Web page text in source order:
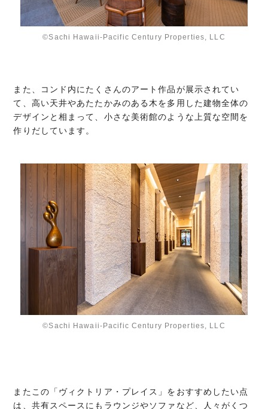
©Sachi Hawaii-Pacific Century Properties, LLC
また、コンド内にたくさんのアート作品が展示されてい
て、高い天井やあたたかみのある木を多用した建物全体の
デザインと相まって、小さな美術館のような上質な空間を
作りだしています。
©Sachi Hawaii-Pacific Century Properties, LLC
またこの「ヴィクトリア・プレイス」をおすすめしたい点
は、共有スペースにもラウンジやソファなど、人々がくつ